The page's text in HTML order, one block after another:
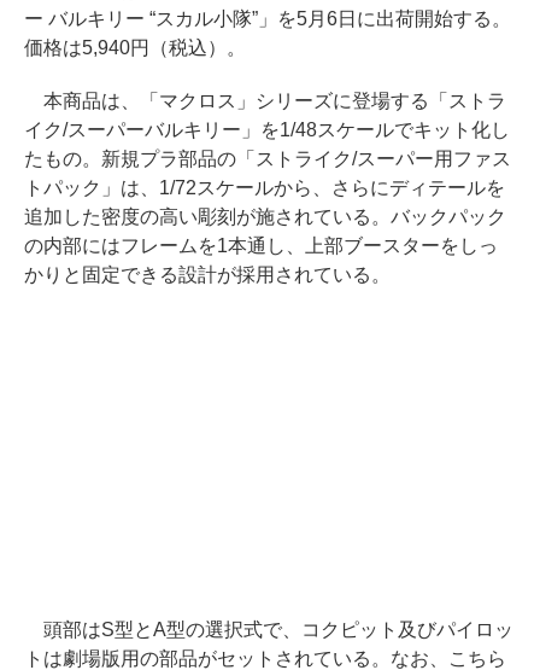
ー バルキリー “スカル小隊”」を5月6日に出荷開始する。
価格は5,940円（税込）。
本商品は、「マクロス」シリーズに登場する「ストラ
イク/スーパーバルキリー」を1/48スケールでキット化し
たもの。新規プラ部品の「ストライク/スーパー用ファス
トパック」は、1/72スケールから、さらにディテールを
追加した密度の高い彫刻が施されている。バックパック
の内部にはフレームを1本通し、上部ブースターをしっ
かりと固定できる設計が採用されている。
頭部はS型とA型の選択式で、コクピット及びパイロッ
トは劇場版用の部品がセットされている。なお、こちら